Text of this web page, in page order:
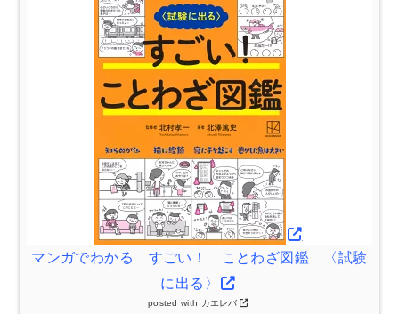
マンガでわかる すごい！ ことわざ図鑑 〈試験
に出る〉
posted with カエレバ